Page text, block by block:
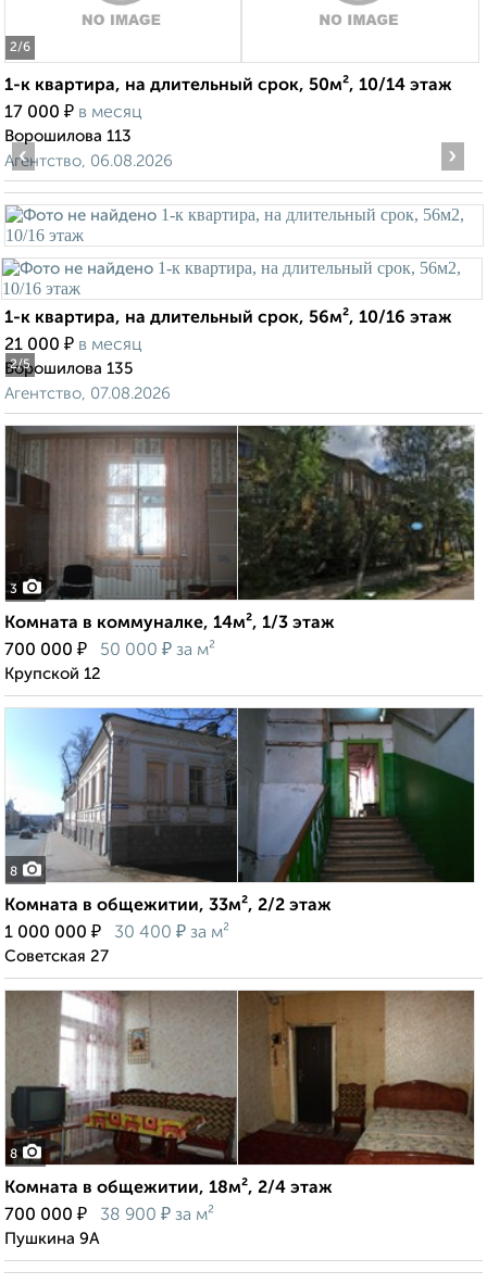
2/6
1-к квартира, на длительный срок, 50м², 10/14 этаж
17 000 ₽ в месяц
Ворошилова 113
Агентство, 06.08.2026
2/5
‹ ›
1-к квартира, на длительный срок, 56м², 10/16 этаж
21 000 ₽ в месяц
Ворошилова 135
Агентство, 07.08.2026
3
Комната в коммуналке, 14м², 1/3 этаж
700 000 ₽ 50 000 ₽ за м²
Крупской 12
8
Комната в общежитии, 33м², 2/2 этаж
1 000 000 ₽ 30 400 ₽ за м²
Советская 27
8
Комната в общежитии, 18м², 2/4 этаж
700 000 ₽ 38 900 ₽ за м²
Пушкина 9А